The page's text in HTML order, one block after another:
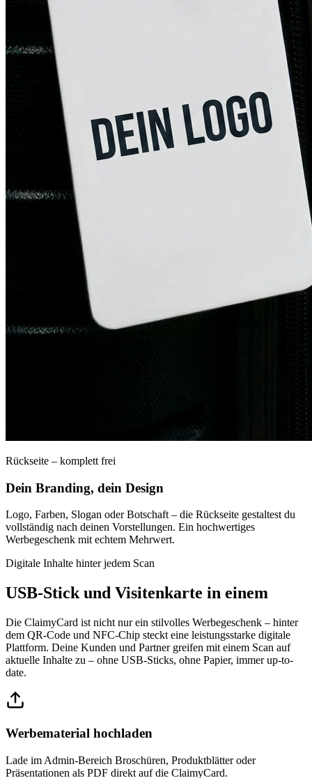
Rückseite – komplett frei
Dein Branding, dein Design
Logo, Farben, Slogan oder Botschaft – die Rückseite gestaltest du
vollständig nach deinen Vorstellungen. Ein hochwertiges
Werbegeschenk mit echtem Mehrwert.
Digitale Inhalte hinter jedem Scan
USB-Stick und Visitenkarte in einem
Die ClaimyCard ist nicht nur ein stilvolles Werbegeschenk – hinter
dem QR-Code und NFC-Chip steckt eine leistungsstarke digitale
Plattform. Deine Kunden und Partner greifen mit einem Scan auf
aktuelle Inhalte zu – ohne USB-Sticks, ohne Papier, immer up-to-
date.
Werbematerial hochladen
Lade im Admin-Bereich Broschüren, Produktblätter oder
Präsentationen als PDF direkt auf die ClaimyCard.